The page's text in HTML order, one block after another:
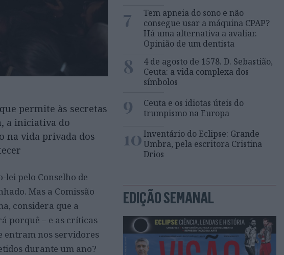
permite às secretas
a iniciativa do
na vida privada dos
pelo Conselho de
Mas a Comissão
considera que a
porquê – e as críticas
entram nos servidores
durante um ano?
7
Tem apneia do sono e não
consegue usar a máquina CPAP?
Há uma alternativa a avaliar.
Opinião de um dentista
8
4 de agosto de 1578. D. Sebastião,
Ceuta: a vida complexa dos
símbolos
9
Ceuta e os idiotas úteis do
trumpismo na Europa
10Inventário do Eclipse: Grande
Umbra, pela escritora Cristina
Drios
EDIÇÃO SEMANAL